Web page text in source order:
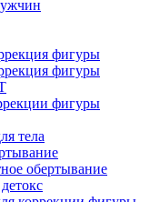
фигуры
фигуры
фигуры
тела
обертывание